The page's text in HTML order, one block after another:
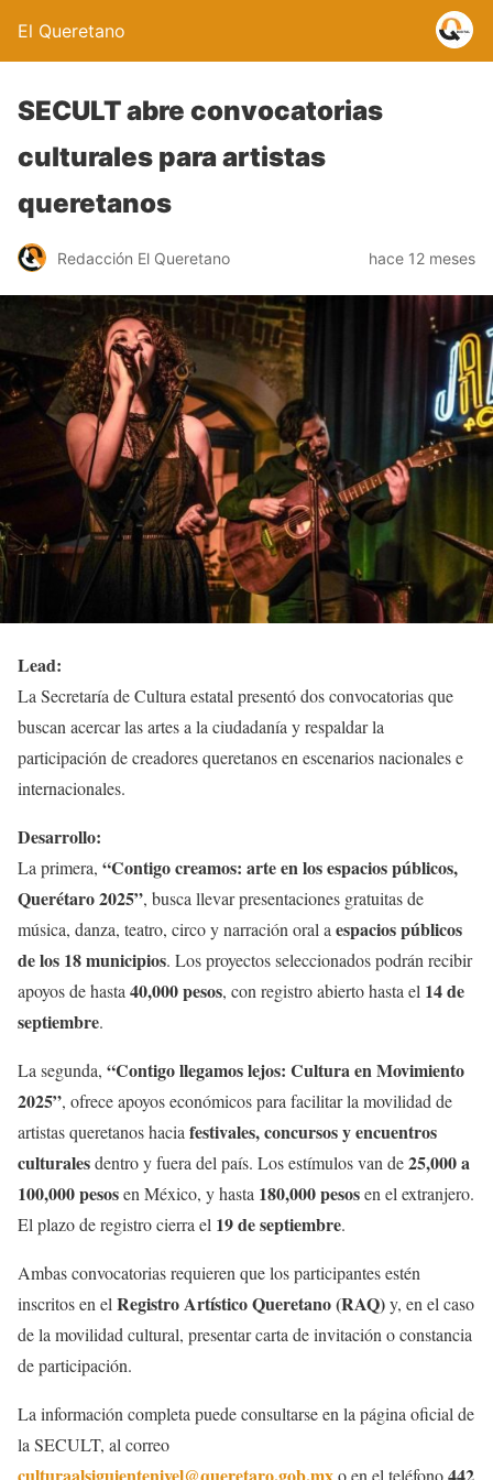
El Queretano
SECULT abre convocatorias
culturales para artistas
queretanos
Redacción El Queretano hace 12 meses
Lead:
La Secretaría de Cultura estatal presentó dos convocatorias que
buscan acercar las artes a la ciudadanía y respaldar la
participación de creadores queretanos en escenarios nacionales e
internacionales.
Desarrollo:
La primera, “Contigo creamos: arte en los espacios públicos,
Querétaro 2025”, busca llevar presentaciones gratuitas de
música, danza, teatro, circo y narración oral a espacios públicos
de los 18 municipios. Los proyectos seleccionados podrán recibir
apoyos de hasta 40,000 pesos, con registro abierto hasta el 14 de
septiembre.
La segunda, “Contigo llegamos lejos: Cultura en Movimiento
2025”, ofrece apoyos económicos para facilitar la movilidad de
artistas queretanos hacia festivales, concursos y encuentros
culturalesdentro y fuera del país. Los estímulos van de25,000 a
100,000 pesosen México, y hasta 180,000 pesosen el extranjero.
El plazo de registro cierra el 19 de septiembre.
Ambas convocatorias requieren que los participantes estén
inscritos en el Registro Artístico Queretano (RAQ)y, en el caso
de la movilidad cultural, presentar carta de invitación o constancia
de participación.
La información completa puede consultarse en la página oficial de
la SECULT, al correo
o en el teléfono